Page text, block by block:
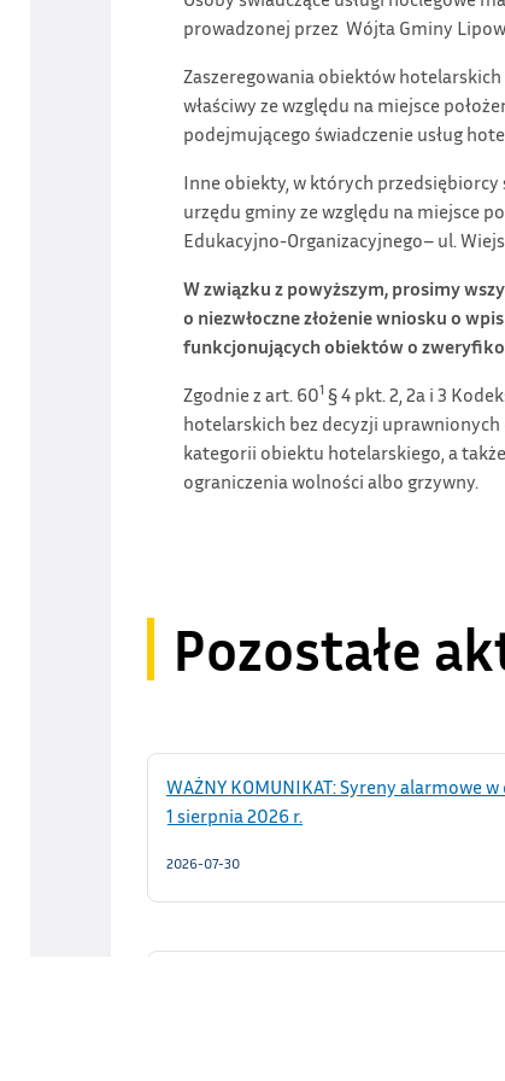
prowadzonej przez Wójta Gminy
Zaszeregowania obiektów
właściwy ze względu na miejsce
podejmującego świadczenie usług
Inne obiekty, w których przedsiębiorcy
urzędu gminy ze względu na miejsce
Edukacyjno-Organizacyjnego– ul.
W związku z powyższym, prosimy
o niezwłoczne złożenie wniosku o
funkcjonujących obiektów o
Zgodnie z art. 601 § 4 pkt. 2, 2a i 3
hotelarskich bez decyzji
kategorii obiektu hotelarskiego, a
ograniczenia wolności albo grzywny.
Pozostałe
WAŻNY KOMUNIKAT: Syreny alarmowe
1 sierpnia 2026 r.
2026-07-30